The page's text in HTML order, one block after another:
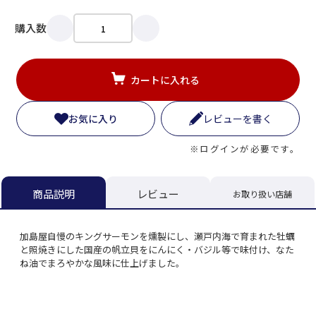
購入数
カートに入れる
お気に入り レビューを書く
※ログインが必要です。
商品説明 レビュー お取り扱い店舗
加島屋自慢のキングサーモンを燻製にし、瀬戸内海で育まれた牡蠣
と照焼きにした国産の帆立貝をにんにく・バジル等で味付け、なた
ね油でまろやかな風味に仕上げました。